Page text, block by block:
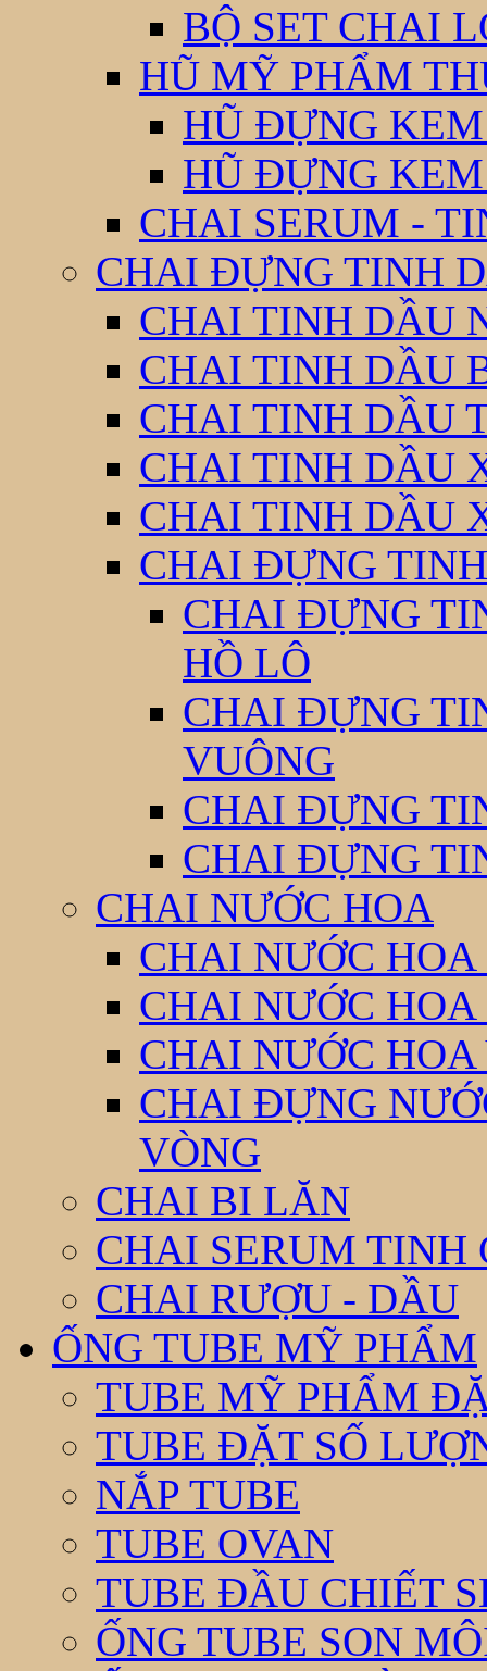
BỘ SET CHAI
HŨ MỸ PHẨM
HŨ ĐỰNG
HŨ ĐỰNG
CHAI SERUM -
CHAI ĐỰNG TINH
CHAI TINH DẦU
CHAI TINH DẦU
CHAI TINH DẦU
CHAI TINH DẦU
CHAI TINH DẦU
CHAI ĐỰNG
CHAI ĐỰNG
HỒ LÔ
CHAI ĐỰNG
VUÔNG
CHAI ĐỰNG
CHAI ĐỰNG
CHAI NƯỚC HOA
CHAI NƯỚC
CHAI NƯỚC HOA
CHAI NƯỚC
CHAI ĐỰNG
VÒNG
CHAI BI LĂN
CHAI SERUM TINH
CHAI RƯỢU - DẦU
ỐNG TUBE MỸ PHẨM
TUBE MỸ PHẨM
TUBE ĐẶT SỐ
NẮP TUBE
TUBE OVAN
TUBE ĐẦU CHIẾT
ỐNG TUBE SON